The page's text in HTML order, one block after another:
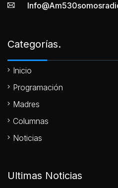
Categorías.
Inicio
Programación
Madres
Columnas
Noticias
Ultimas Noticias